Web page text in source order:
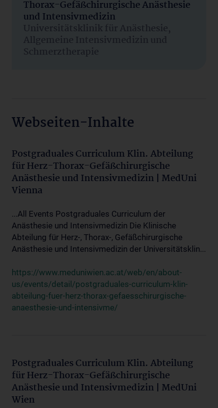
Thorax-Gefäßchirurgische Anästhesie
und Intensivmedizin
Universitätsklinik für Anästhesie,
Allgemeine Intensivmedizin und
Schmerztherapie
Webseiten-Inhalte
Postgraduales Curriculum Klin. Abteilung
für Herz-Thorax-Gefäßchirurgische
Anästhesie und Intensivmedizin | MedUni
Vienna
...All Events Postgraduales Curriculum der
Anästhesie und Intensivmedizin Die Klinische
Abteilung für Herz-, Thorax-, Gefäßchirurgische
Anästhesie und Intensivmedizin der Universitätsklin...
https://www.meduniwien.ac.at/web/en/about-
us/events/detail/postgraduales-curriculum-klin-
abteilung-fuer-herz-thorax-gefaesschirurgische-
anaesthesie-und-intensivme/
Postgraduales Curriculum Klin. Abteilung
für Herz-Thorax-Gefäßchirurgische
Anästhesie und Intensivmedizin | MedUni
Wien